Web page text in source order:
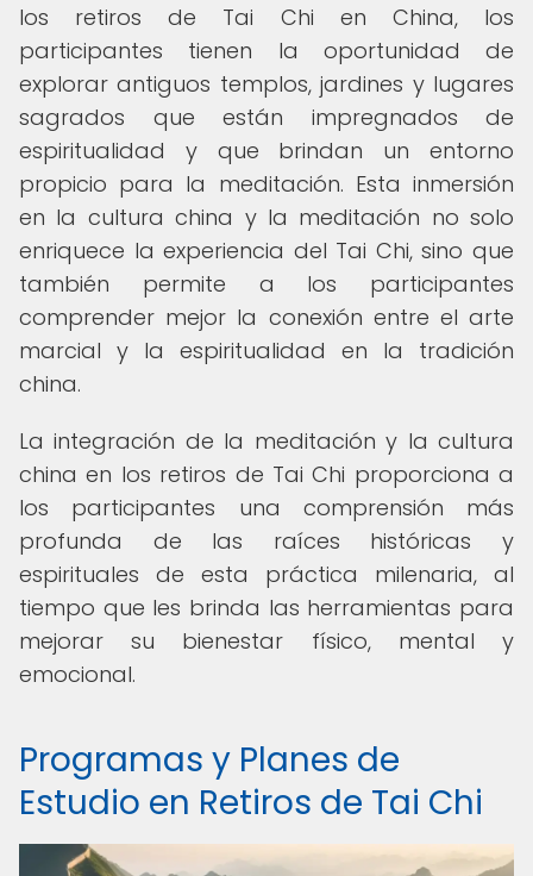
los retiros de Tai Chi en China, los
participantes tienen la oportunidad de
explorar antiguos templos, jardines y lugares
sagrados que están impregnados de
espiritualidad y que brindan un entorno
propicio para la meditación. Esta inmersión
en la cultura china y la meditación no solo
enriquece la experiencia del Tai Chi, sino que
también permite a los participantes
comprender mejor la conexión entre el arte
marcial y la espiritualidad en la tradición
china.
La integración de la meditación y la cultura
china en los retiros de Tai Chi proporciona a
los participantes una comprensión más
profunda de las raíces históricas y
espirituales de esta práctica milenaria, al
tiempo que les brinda las herramientas para
mejorar su bienestar físico, mental y
emocional.
Programas y Planes de
Estudio en Retiros de Tai Chi